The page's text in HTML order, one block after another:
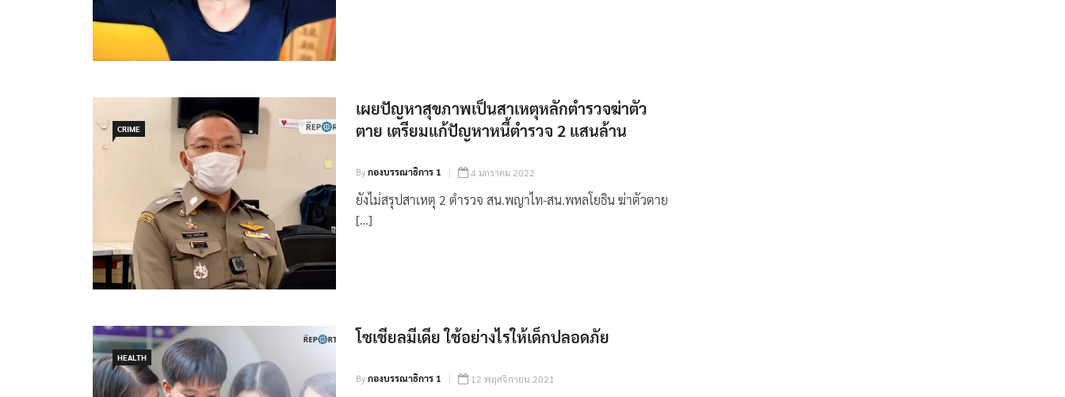
CRIME
เผยปัญหาสุขภาพเป็นสาเหตุหลักตำรวจฆ่าตัว
ตาย เตรียมแก้ปัญหาหนี้ตำรวจ 2 แสนล้าน
Byกองบรรณาธิการ 1 4 มกราคม 2022
ยังไม่สรุปสาเหตุ 2 ตำรวจ สน.พญาไท-สน.พหลโยธิน ฆ่าตัวตาย
[…]
HEALTH
โซเชียลมีเดีย ใช้อย่างไรให้เด็กปลอดภัย
Byกองบรรณาธิการ 1 12 พฤศจิกายน 2021